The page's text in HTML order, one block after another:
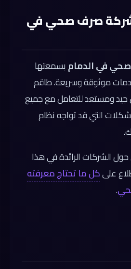
شركة صرف صحي في
في الدمام بسمعتها
موثوقة وسريعة. طاقم
ومستعد للتعامل مع جميع
التي قد تواجه نظام
حول الشركات الرائدة في هذا
علىكل ما تحتاج معرفته
.